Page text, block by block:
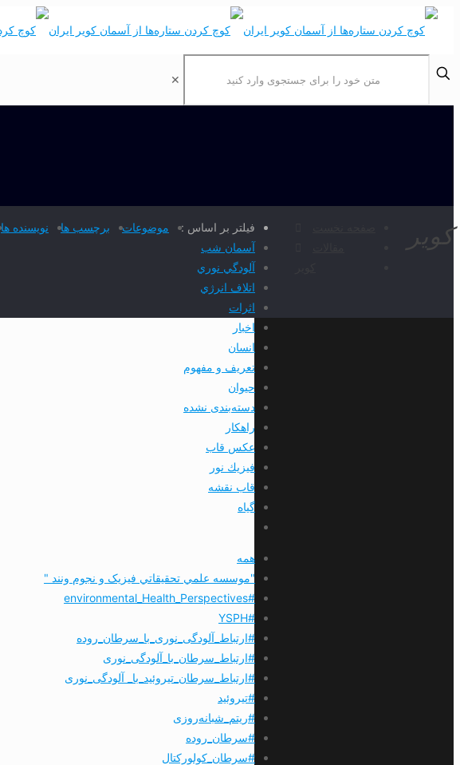
✕
كوير فیلتر بر اساس : موضوعات برچسب ها نویسنده ها
آسمان شب
آلودگي نوري
اتلاف انرژي
اثرات
اخبار
انسان
تعريف و مفهوم
حیوان
دسته‌بندی نشده
راهکار
عکس قاب
فيزيك نور
قاب نقشه
گیاه
همه
"موسسه علمي تحقيقاتي فیزیک و نجوم ونند "
#environmental_Health_Perspectives
#YSPH
#ارتباط_آلودگی_نوری_با_سرطان_روده
#ارتباط_سرطان_با_آلودگی_نوری
#ارتباط_سرطان_تیروئید_با_ آلودگی_نوری
#تیروئید
#ریتم_شبانه‌روزی
#سرطان_روده
#سرطان_کولورکتال